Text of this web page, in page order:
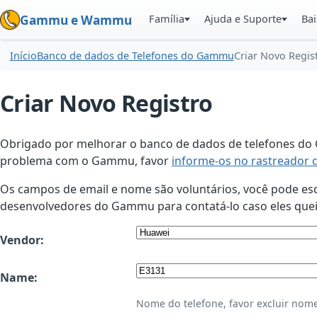
Gammu e Wammu Família Ajuda e Suporte
InícioBanco de dados de Telefones do GammuCriar Novo
Criar Novo Registro
Obrigado por melhorar o banco de dados de telefones
problema com o Gammu, favor informe-os no rastreador
Os campos de email e nome são voluntários, você pode
desenvolvedores do Gammu para contatá-lo caso eles
Vendor:
Name:
Nome do telefone, favor excluir